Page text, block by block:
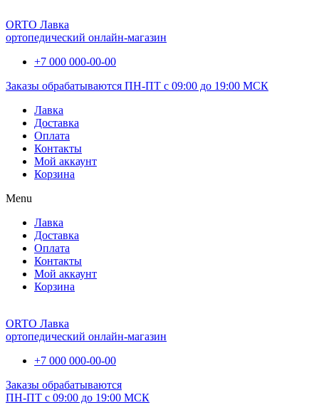
ORTO Лавка
ортопедический онлайн-магазин
+7 000 000-00-00
Заказы обрабатываются ПН-ПТ с 09:00 до 19:00 МСК
Лавка
Доставка
Оплата
Контакты
Мой аккаунт
Корзина
Menu
Лавка
Доставка
Оплата
Контакты
Мой аккаунт
Корзина
ORTO Лавка
ортопедический онлайн-магазин
+7 000 000-00-00
Заказы обрабатываются
ПН-ПТ с 09:00 до 19:00 МСК